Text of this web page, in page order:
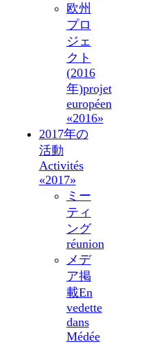
欧州
プロ
ジェ
クト
(2016
年)projet
européen
«2016»
2017年の
活動
Activités
«2017»
ミー
ティ
ング
réunion
メデ
ア掲
載En
vedette
dans
Médée